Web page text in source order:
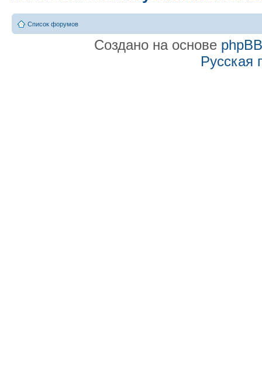
Список форумов
Создано на основе phpBB
Русская